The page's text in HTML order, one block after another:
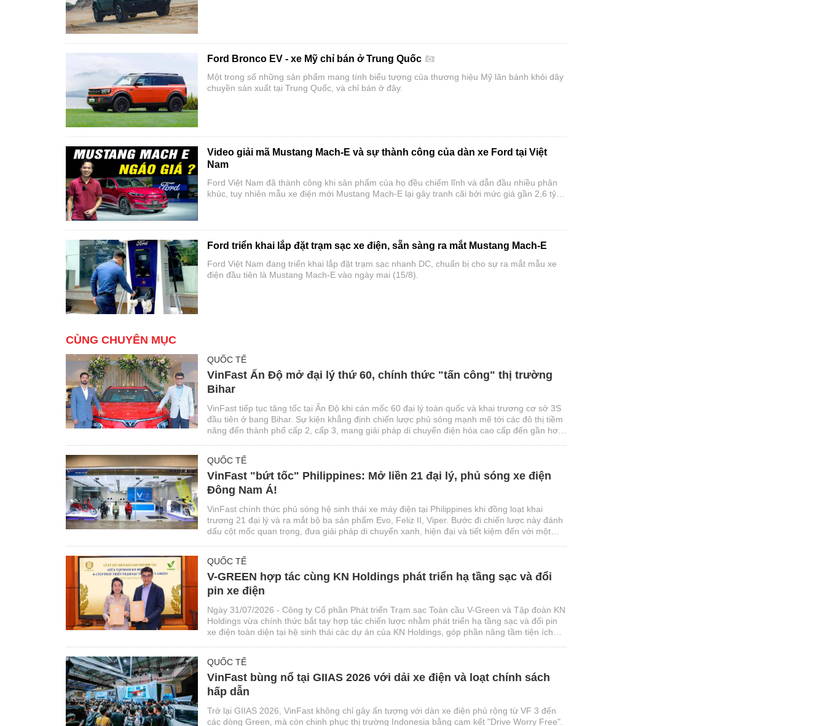
Ford Bronco EV - xe Mỹ chỉ bán ở Trung Quốc
Một trong số những sản phẩm mang tính biểu tượng của thương hiệu Mỹ lăn bánh khỏi dây
chuyền sản xuất tại Trung Quốc, và chỉ bán ở đây.
Video giải mã Mustang Mach-E và sự thành công của dàn xe Ford tại Việt
Nam
Ford Việt Nam đã thành công khi sản phẩm của họ đều chiếm lĩnh và dẫn đầu nhiều phân
khúc, tuy nhiên mẫu xe điện mới Mustang Mach-E lại gây tranh cãi bởi mức giá gần 2,6 tỷ
Ford triển khai lắp đặt trạm sạc xe điện, sẵn sàng ra mắt Mustang Mach-E
Ford Việt Nam đang triển khai lắp đặt trạm sạc nhanh DC, chuẩn bị cho sự ra mắt mẫu xe
điện đầu tiên là Mustang Mach-E vào ngày mai (15/8).
CÙNG CHUYÊN MỤC
QUỐC TẾ
VinFast Ấn Độ mở đại lý thứ 60, chính thức "tấn công" thị trường
Bihar
VinFast tiếp tục tăng tốc tại Ấn Độ khi cán mốc 60 đại lý toàn quốc và khai trương cơ sở 3S
đầu tiên ở bang Bihar. Sự kiện khẳng định chiến lược phủ sóng mạnh mẽ tới các đô thị tiềm
năng đến thành phố cấp 2, cấp 3, mang giải pháp di chuyển điện hóa cao cấp đến gần hơn
QUỐC TẾ
VinFast "bứt tốc" Philippines: Mở liền 21 đại lý, phủ sóng xe điện
Đông Nam Á!
VinFast chính thức phủ sóng hệ sinh thái xe máy điện tại Philippines khi đồng loạt khai
trương 21 đại lý và ra mắt bộ ba sản phẩm Evo, Feliz II, Viper. Bước đi chiến lược này đánh
dấu cột mốc quan trọng, đưa giải pháp di chuyển xanh, hiện đại và tiết kiệm đến với một
QUỐC TẾ
V-GREEN hợp tác cùng KN Holdings phát triển hạ tầng sạc và đổi
pin xe điện
Ngày 31/07/2026 - Công ty Cổ phần Phát triển Trạm sạc Toàn cầu V-Green và Tập đoàn KN
Holdings vừa chính thức bắt tay hợp tác chiến lược nhằm phát triển hạ tầng sạc và đổi pin
xe điện toàn diện tại hệ sinh thái các dự án của KN Holdings, góp phần nâng tầm tiện ích
QUỐC TẾ
VinFast bùng nổ tại GIIAS 2026 với dải xe điện và loạt chính sách
hấp dẫn
Trở lại GIIAS 2026, VinFast không chỉ gây ấn tượng với dàn xe điện phủ rộng từ VF 3 đến
các dòng Green, mà còn chinh phục thị trường Indonesia bằng cam kết "Drive Worry Free".